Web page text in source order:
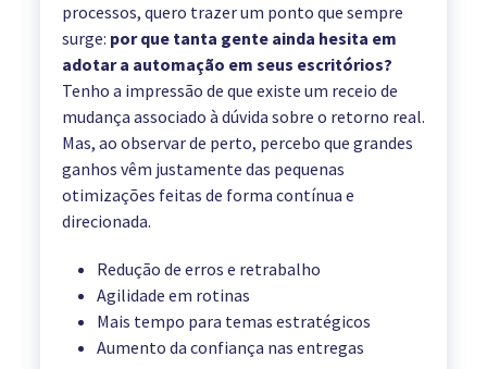
processos, quero trazer um ponto que sempre
surge: por que tanta gente ainda hesita em
adotar a automação em seus escritórios?
Tenho a impressão de que existe um receio de
mudança associado à dúvida sobre o retorno real.
Mas, ao observar de perto, percebo que grandes
ganhos vêm justamente das pequenas
otimizações feitas de forma contínua e
direcionada.
Redução de erros e retrabalho
Agilidade em rotinas
Mais tempo para temas estratégicos
Aumento da confiança nas entregas